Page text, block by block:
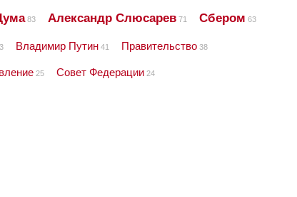
83 Александр Слюсарев 71 Сбером 63
Владимир Путин 41 Правительство 38
25 Совет Федерации 24